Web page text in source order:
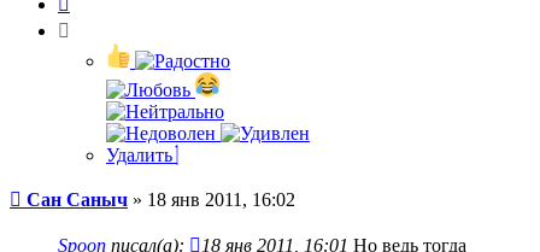
Удалить
Сообщение
Сан Саныч » 18 янв 2011, 16:02
Spoon писал(а): 18 янв 2011, 16:01 Но ведь тогда